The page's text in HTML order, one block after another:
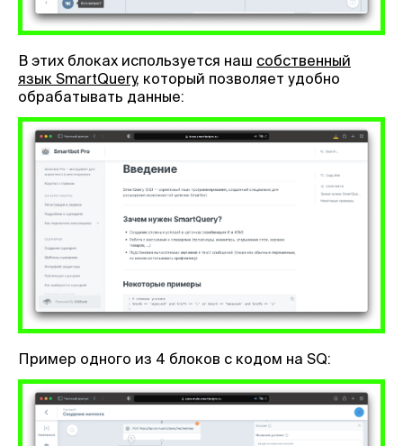
В этих блоках используется наш собственный
язык SmartQuery, который позволяет удобно
обрабатывать данные:
Пример одного из 4 блоков с кодом на SQ: